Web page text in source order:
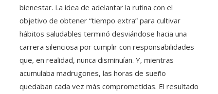
bienestar. La idea de adelantar la rutina con el
objetivo de obtener “tiempo extra” para cultivar
hábitos saludables terminó desviándose hacia una
carrera silenciosa por cumplir con responsabilidades
que, en realidad, nunca disminuían. Y, mientras
acumulaba madrugones, las horas de sueño
quedaban cada vez más comprometidas. El resultado